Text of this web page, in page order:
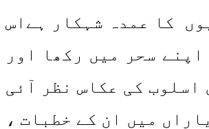
کا عمدہ شہکار ہےاس
اپنے سحر میں رکھا اور
اسلوب کی عکاس نظر آئی
میں ان کے خطبات ،